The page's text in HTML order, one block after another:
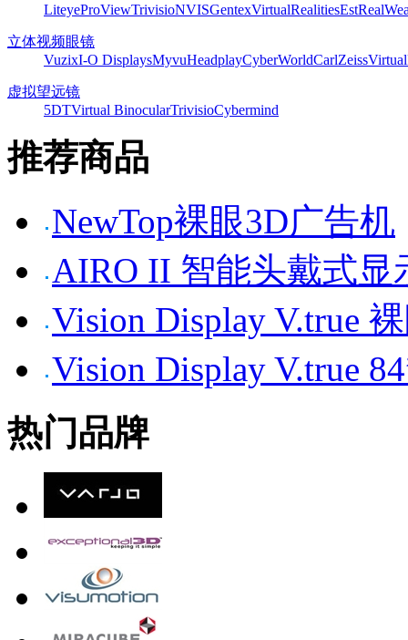
LiteyeProViewTrivisioNVISGentexVirtualRealitiesEst
立体视频眼镜
VuzixI-O DisplaysMyvuHeadplayCyberWorldCarlZeiss
虚拟望远镜
5DTVirtual BinocularTrivisioCybermind
推荐商品
NewTop裸眼3D广告机
AIRO II 智能头戴式显
Vision Display V.true
Vision Display V.true
热门品牌